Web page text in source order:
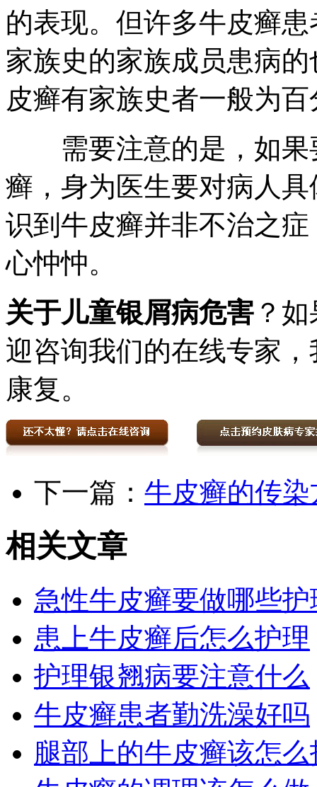
的表现。但许多牛皮癣
家族史的家族成员患病
皮癣有家族史者一般为
需要注意的是，如果
癣，身为医生要对病人
识到牛皮癣并非不治之
心忡忡。
关于儿童银屑病危害 ？
迎咨询我们的在线专家
康复。
下一篇： 牛皮癣的传染
相关文章
急性牛皮癣要做哪些
患上牛皮癣后怎么护理
护理银翘病要注意什么
牛皮癣患者勤洗澡好吗
腿部上的牛皮癣该怎